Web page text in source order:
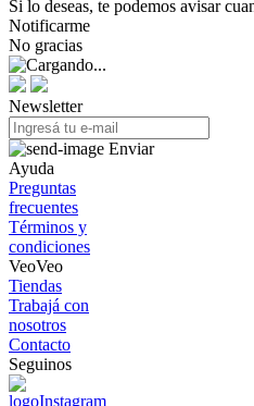
Si lo deseas, te podemos avisar
Notificarme
No gracias
Newsletter
Enviar
Ayuda
Preguntas
frecuentes
Términos y
condiciones
VeoVeo
Tiendas
Trabajá con
nosotros
Contacto
Seguinos